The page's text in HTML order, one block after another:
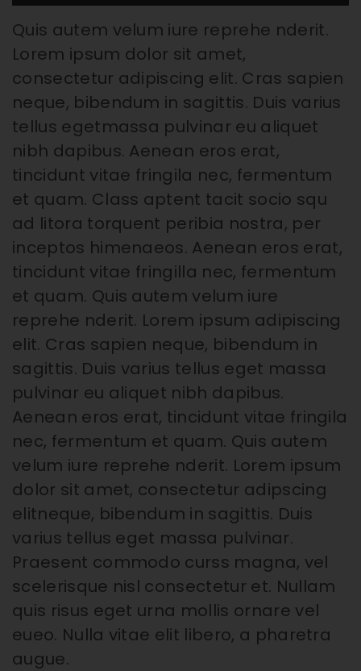
Quis autem velum iure reprehe nderit.
Lorem ipsum dolor sit amet,
consectetur adipiscing elit. Cras sapien
neque, bibendum in sagittis. Duis varius
tellus egetmassa pulvinar eu aliquet
nibh dapibus. Aenean eros erat,
tincidunt vitae fringila nec, fermentum
et quam. Class aptent tacit socio squ
ad litora torquent peribia nostra, per
inceptos himenaeos. Aenean eros erat,
tincidunt vitae fringilla nec, fermentum
et quam. Quis autem velum iure
reprehe nderit. Lorem ipsum adipiscing
elit. Cras sapien neque, bibendum in
sagittis. Duis varius tellus eget massa
pulvinar eu aliquet nibh dapibus.
Aenean eros erat, tincidunt vitae fringila
nec, fermentum et quam. Quis autem
velum iure reprehe nderit. Lorem ipsum
dolor sit amet, consectetur adipscing
elitneque, bibendum in sagittis. Duis
varius tellus eget massa pulvinar.
Praesent commodo curss magna, vel
scelerisque nisl consectetur et. Nullam
quis risus eget urna mollis ornare vel
eueo. Nulla vitae elit libero, a pharetra
augue.